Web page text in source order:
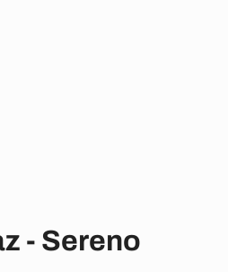
- Sereno